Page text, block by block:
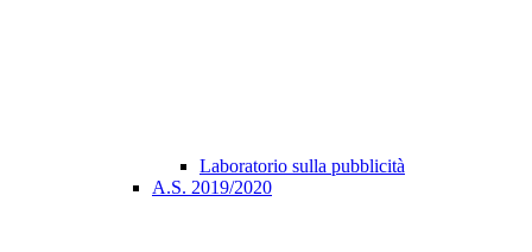
Laboratorio sulla pubblicità
A.S. 2019/2020